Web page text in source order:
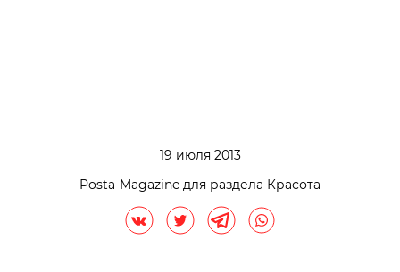
19 июля 2013
Posta-Magazine для раздела Красота